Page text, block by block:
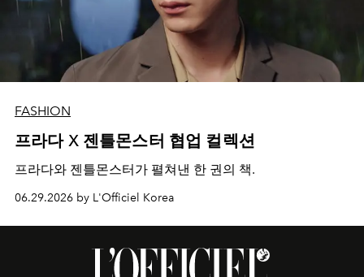
FASHION
프라다 X 젠틀몬스터 협업 컬렉션
프라다와 젠틀몬스터가 펼쳐낸 한 권의 책.
06.29.2026 by L'Officiel Korea